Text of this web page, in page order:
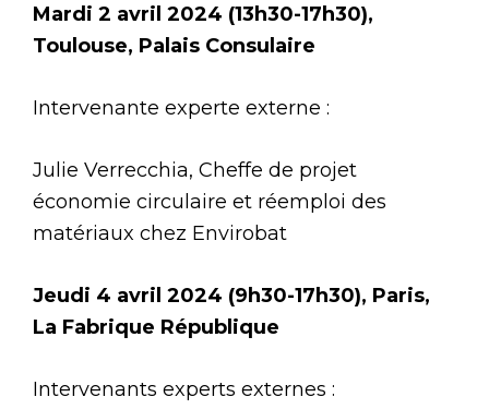
Mardi 2 avril 2024 (13h30-17h30),
Toulouse, Palais Consulaire
Intervenante experte externe :
Julie Verrecchia, Cheffe de projet
économie circulaire et réemploi des
matériaux chez Envirobat
Jeudi 4 avril 2024 (9h30-17h30), Paris,
La Fabrique République
Intervenants experts externes :